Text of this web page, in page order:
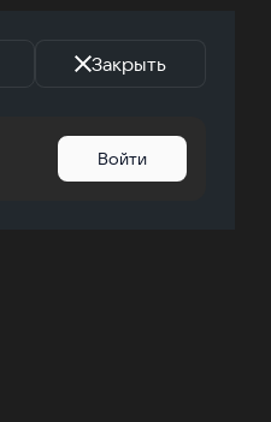
Закрыть
Войти